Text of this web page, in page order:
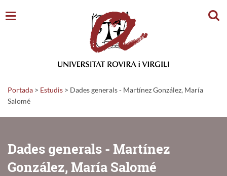
Portada > Estudis > Dades generals - Martínez González, María
Salomé
Dades generals - Martínez
González, María Salomé